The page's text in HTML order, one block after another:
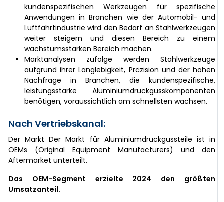
kundenspezifischen Werkzeugen für spezifische
Anwendungen in Branchen wie der Automobil- und
Luftfahrtindustrie wird den Bedarf an Stahlwerkzeugen
weiter steigern und diesen Bereich zu einem
wachstumsstarken Bereich machen.
Marktanalysen zufolge werden Stahlwerkzeuge
aufgrund ihrer Langlebigkeit, Präzision und der hohen
Nachfrage in Branchen, die kundenspezifische,
leistungsstarke Aluminiumdruckgusskomponenten
benötigen, voraussichtlich am schnellsten wachsen.
Nach Vertriebskanal:
Der Markt Der Markt für Aluminiumdruckgussteile ist in
OEMs (Original Equipment Manufacturers) und den
Aftermarket unterteilt.
Das OEM-Segment erzielte 2024 den größten
Umsatzanteil.